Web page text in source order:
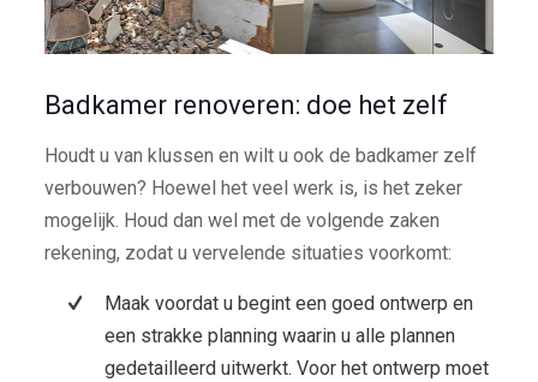
Badkamer renoveren: doe het zelf
Houdt u van klussen en wilt u ook de badkamer zelf
verbouwen? Hoewel het veel werk is, is het zeker
mogelijk. Houd dan wel met de volgende zaken
rekening, zodat u vervelende situaties voorkomt:
Maak voordat u begint een goed ontwerp en
een strakke planning waarin u alle plannen
gedetailleerd uitwerkt. Voor het ontwerp moet